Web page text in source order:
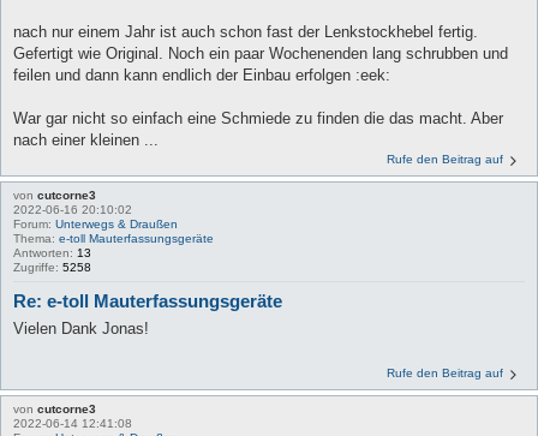
nach nur einem Jahr ist auch schon fast der Lenkstockhebel fertig.
Gefertigt wie Original. Noch ein paar Wochenenden lang schrubben und
feilen und dann kann endlich der Einbau erfolgen :eek:
War gar nicht so einfach eine Schmiede zu finden die das macht. Aber
nach einer kleinen ...
Rufe den Beitrag auf
von cutcorne3
2022-06-16 20:10:02
Forum: Unterwegs & Draußen
Thema: e-toll Mauterfassungsgeräte
Antworten: 13
Zugriffe: 5258
Re: e-toll Mauterfassungsgeräte
Vielen Dank Jonas!
Rufe den Beitrag auf
von cutcorne3
2022-06-14 12:41:08